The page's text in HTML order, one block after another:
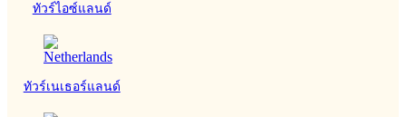
ทัวร์ไอซ์แลนด์
ทัวร์เนเธอร์แลนด์